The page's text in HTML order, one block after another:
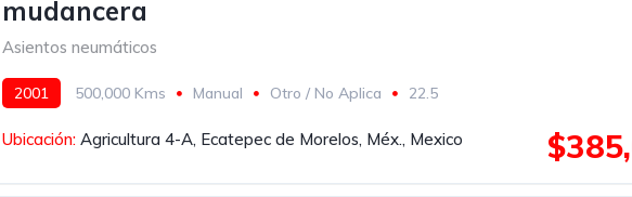
mudancera
Asientos neumáticos
2001 500,000 Kms Manual Otro / No Aplica
22.5
Asientos neumáticos
Amarillo
Ubicación: Agricultura 4-A, Ecatepec de Morelos, Méx., Mexico